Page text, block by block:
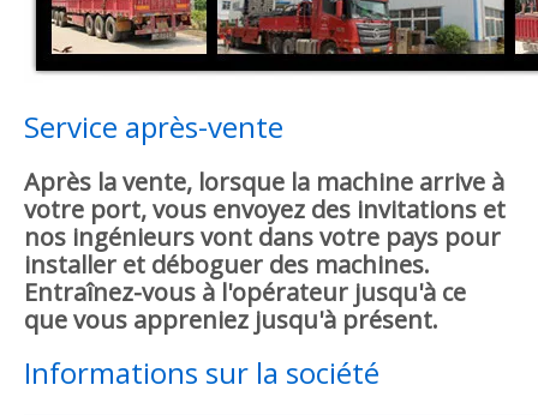
Service après-vente
Après la vente, lorsque la machine arrive à
votre port, vous envoyez des invitations et
nos ingénieurs vont dans votre pays pour
installer et déboguer des machines.
Entraînez-vous à l'opérateur jusqu'à ce
que vous appreniez jusqu'à présent.
Informations sur la société